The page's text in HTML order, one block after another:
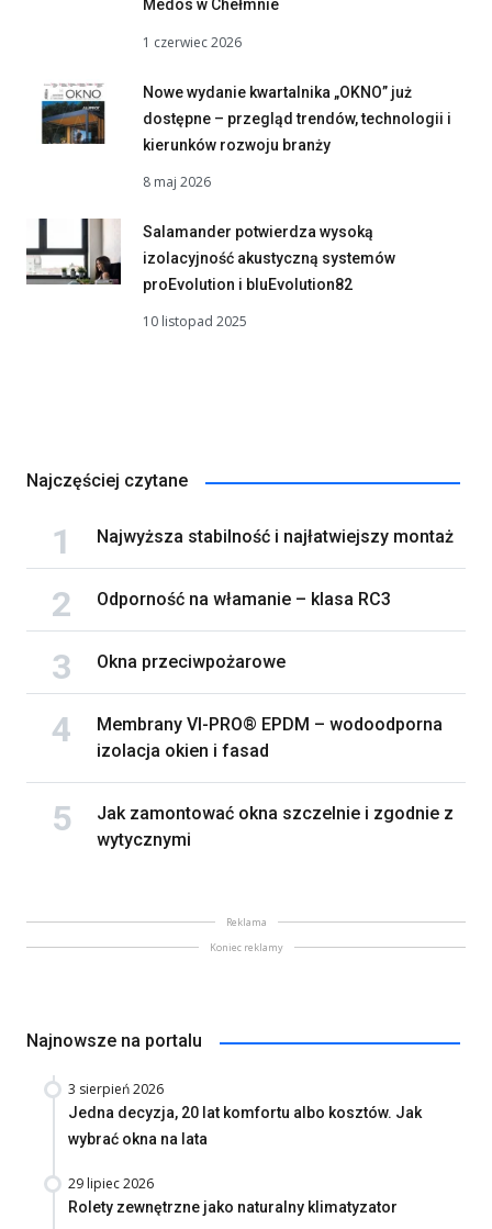
Medos w Chełmnie
1 czerwiec 2026
Nowe wydanie kwartalnika „OKNO” już
dostępne – przegląd trendów, technologii i
kierunków rozwoju branży
8 maj 2026
Salamander potwierdza wysoką
izolacyjność akustyczną systemów
proEvolution i bluEvolution82
10 listopad 2025
Najczęściej czytane
Najwyższa stabilność i najłatwiejszy montaż
Odporność na włamanie – klasa RC3
Okna przeciwpożarowe
Membrany VI-PRO® EPDM – wodoodporna
izolacja okien i fasad
Jak zamontować okna szczelnie i zgodnie z
wytycznymi
Reklama
Koniec reklamy
Najnowsze na portalu
3 sierpień 2026
Jedna decyzja, 20 lat komfortu albo kosztów. Jak
wybrać okna na lata
29 lipiec 2026
Rolety zewnętrzne jako naturalny klimatyzator